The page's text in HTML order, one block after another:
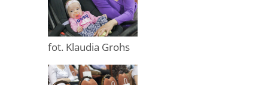
fot. Klaudia Grohs